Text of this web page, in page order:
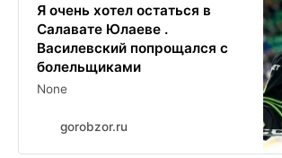
Я очень хотел остаться в
Салавате Юлаеве .
Василевский попрощался с
болельщиками
None
gorobzor.ru